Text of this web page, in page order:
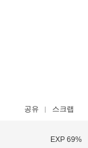
공유 스크랩
EXP 69%